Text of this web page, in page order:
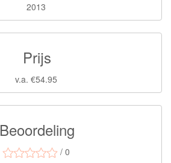
2013
Prijs
v.a. €54.95
Beoordeling
/ 0